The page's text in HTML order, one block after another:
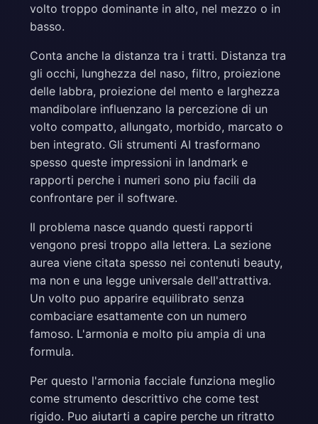
volto troppo dominante in alto, nel mezzo o in
basso.
Conta anche la distanza tra i tratti. Distanza tra
gli occhi, lunghezza del naso, filtro, proiezione
delle labbra, proiezione del mento e larghezza
mandibolare influenzano la percezione di un
volto compatto, allungato, morbido, marcato o
ben integrato. Gli strumenti AI trasformano
spesso queste impressioni in landmark e
rapporti perche i numeri sono piu facili da
confrontare per il software.
Il problema nasce quando questi rapporti
vengono presi troppo alla lettera. La sezione
aurea viene citata spesso nei contenuti beauty,
ma non e una legge universale dell'attrattiva.
Un volto puo apparire equilibrato senza
combaciare esattamente con un numero
famoso. L'armonia e molto piu ampia di una
formula.
Per questo l'armonia facciale funziona meglio
come strumento descrittivo che come test
rigido. Puo aiutarti a capire perche un ritratto